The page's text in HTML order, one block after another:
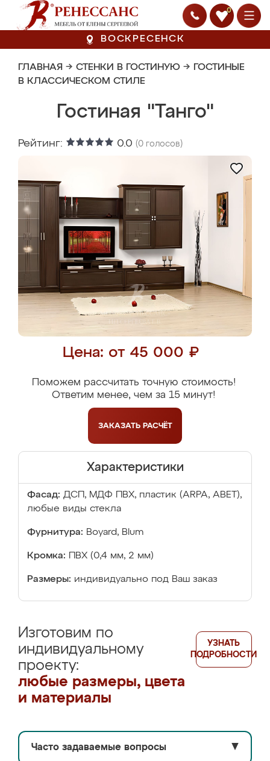
0
ВОСКРЕСЕНСК
ГЛАВНАЯ → СТЕНКИ В ГОСТИНУЮ → ГОСТИНЫЕ
В КЛАССИЧЕСКОМ СТИЛЕ
Гостиная "Танго"
Рейтинг: 0.0 (0 голосов)
Цена: от 45 000 ₽
Поможем рассчитать точную стоимость!
Ответим менее, чем за 15 минут!
ЗАКАЗАТЬ РАСЧЁТ
Характеристики
Фасад: ДСП, МДФ ПВХ, пластик (ARPA, ABET),
любые виды стекла
Фурнитура: Boyard, Blum
Кромка: ПВХ (0,4 мм, 2 мм)
Размеры: индивидуально под Ваш заказ
Изготовим по
индивидуальному
проекту:
любые размеры, цвета
и материалы
УЗНАТЬ
ПОДРОБНОСТИ
Часто задаваемые вопросы ▼